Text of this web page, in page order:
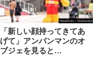
「新しい顔持ってきてあ
げて」アンパンマンのオ
ブジェを見ると…